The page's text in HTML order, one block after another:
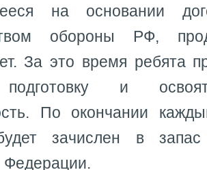
на основании
обороны РФ,
За это время ребята
и
По окончании
зачислен в
Федерации.